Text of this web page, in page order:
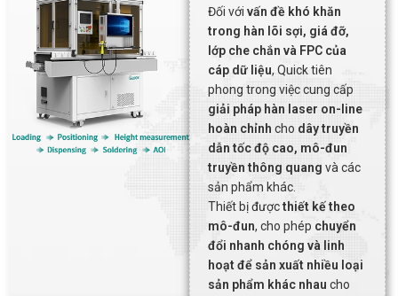
Đối với vấn đề khó khăn
trong hàn lõi sợi, giá đỡ,
lớp che chắn và FPC của
cáp dữ liệu, Quick tiên
phong trong việc cung cấp
giải pháp hàn laser on-line
hoàn chỉnh cho dây truyền
dẫn tốc độ cao, mô-đun
truyền thông quang và các
sản phẩm khác.
Thiết bị đượcthiết kế theo
mô-đun, cho phép chuyển
đổi nhanh chóng và linh
hoạt để sản xuất nhiều loại
sản phẩm khác nhau cho